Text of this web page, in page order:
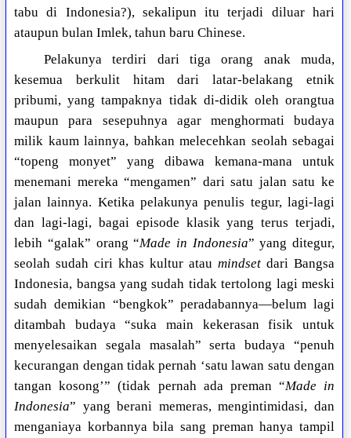
tabu di Indonesia?), sekalipun itu terjadi diluar hari
ataupun bulan Imlek, tahun baru Chinese.
Pelakunya terdiri dari tiga orang anak muda,
kesemua berkulit hitam dari latar-belakang etnik
pribumi, yang tampaknya tidak di-didik oleh orangtua
maupun para sesepuhnya agar menghormati budaya
milik kaum lainnya, bahkan melecehkan seolah sebagai
“topeng monyet” yang dibawa kemana-mana untuk
menemani mereka “mengamen” dari satu jalan satu ke
jalan lainnya. Ketika pelakunya penulis tegur, lagi-lagi
dan lagi-lagi, bagai episode klasik yang terus terjadi,
lebih “galak” orang “Made in Indonesia” yang ditegur,
seolah sudah ciri khas kultur ataumindset dari Bangsa
Indonesia, bangsa yang sudah tidak tertolong lagi meski
sudah demikian “bengkok” peradabannya—belum lagi
ditambah budaya “suka main kekerasan fisik untuk
menyelesaikan segala masalah” serta budaya “penuh
kecurangan dengan tidak pernah ‘satu lawan satu dengan
tangan kosong’” (tidak pernah ada preman “Made in
Indonesia” yang berani memeras, mengintimidasi, dan
menganiaya korbannya bila sang preman hanya tampil